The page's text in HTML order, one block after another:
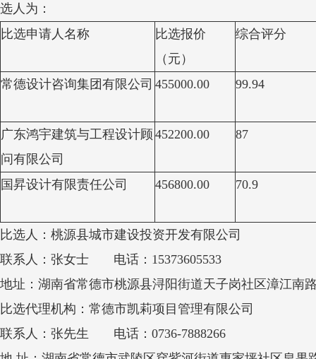
选人 为：
比选申请人名称
比选报价
（元）
综合评分
常德设计咨询集团有限公司 455000.00 99.94
广东鸿宇建筑与工程设计顾
问有限公司
452200.00 87
国昇设计有限责任公司 456800.00 70.9
比选人：桃源县城市建设投资开发有限公司
联系人： 张女士 电话： 15373605533
地址：湖南省常德市桃源县浔阳街道天子岗社区漳江南
比选代理机构： 常德市凯莉项目管理有限公司
联系人： 张先生 电话：0736-7888266